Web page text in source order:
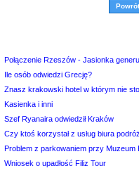
Połączenie Rzeszów - Jasionka
Ile osób odwiedzi Grecję?
Znasz krakowski hotel w którym nie
Kasienka i inni
Szef Ryanaira odwiedził Kraków
Czy ktoś korzystał z usług biura
Problem z parkowaniem przy Muzeum
Wniosek o upadłość Filiz Tour